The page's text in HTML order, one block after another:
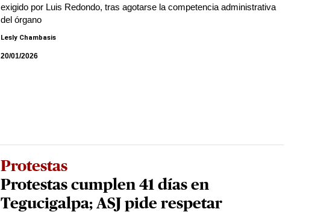
exigido por Luis Redondo, tras agotarse la competencia administrativa
del órgano
Lesly Chambasis
20/01/2026
Protestas
Protestas cumplen 41 días en
Tegucigalpa; ASJ pide respetar